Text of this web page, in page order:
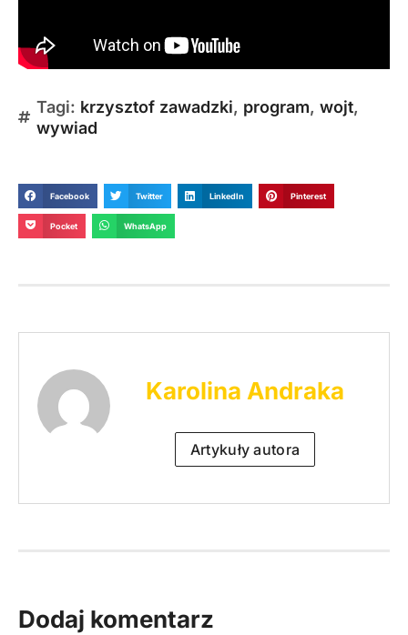
Tagi: krzysztof zawadzki, program, wojt,
wywiad
Facebook Twitter LinkedIn Pinterest
Pocket WhatsApp
Karolina Andraka
Artykuły autora
Dodaj komentarz